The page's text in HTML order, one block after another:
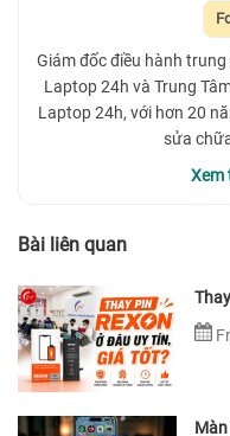
Giám đốc điều hành
Laptop 24h và Trung
Laptop 24h, với hơn 20
sửa
Xem
Bài liên quan